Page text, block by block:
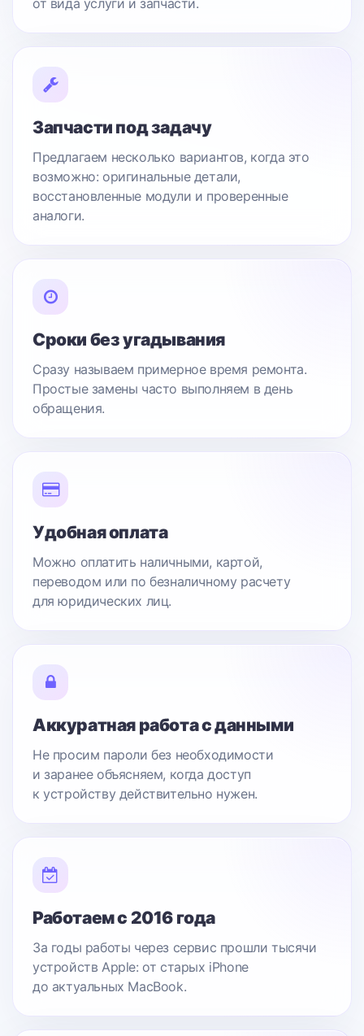
от вида услуги и запчасти.
Запчасти под задачу
Предлагаем несколько вариантов, когда это
возможно: оригинальные детали,
восстановленные модули и проверенные
аналоги.
Сроки без угадывания
Сразу называем примерное время ремонта.
Простые замены часто выполняем в день
обращения.
Удобная оплата
Можно оплатить наличными, картой,
переводом или по безналичному расчету
для юридических лиц.
Аккуратная работа с данными
Не просим пароли без необходимости
и заранее объясняем, когда доступ
к устройству действительно нужен.
Работаем с 2016 года
За годы работы через сервис прошли тысячи
устройств Apple: от старых iPhone
до актуальных MacBook.